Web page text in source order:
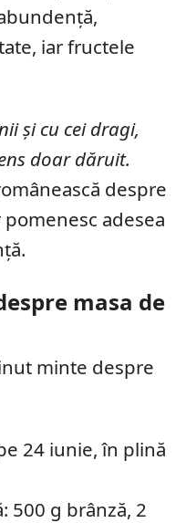
iar fructele
și cu cei dragi,
doar dăruit.
despre
adesea
masa de
minte despre
24 iunie, în plină
500 g brânză, 2